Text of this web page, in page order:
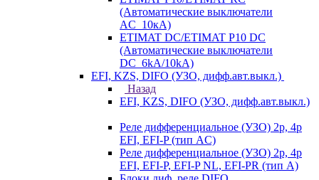
(Автоматические выключатели
AC_10кА)
ETIMAT DC/ETIMAT P10 DC
(Автоматические выключатели
DC_6kA/10kA)
EFI, KZS, DIFO (УЗО, дифф.авт.выкл.)
Назад
EFI, KZS, DIFO (УЗО, дифф.авт.выкл.)
Реле дифференциальное (УЗО) 2р, 4р
EFI, EFI-P (тип AС)
Реле дифференциальное (УЗО) 2р, 4р
EFI, EFI-P, EFI-P NL, EFI-PR (тип A)